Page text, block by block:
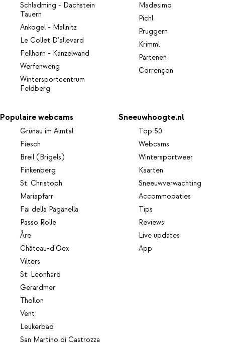
Schladming - Dachstein
Tauern
Ankogel - Mallnitz
Le Collet D'allevard
Fellhorn - Kanzelwand
Werfenweng
Wintersportcentrum
Feldberg
Madesimo
Pichl
Pruggern
Krimml
Partenen
Corrençon
Populaire webcams
Grünau im Almtal
Fiesch
Breil (Brigels)
Finkenberg
St. Christoph
Mariapfarr
Fai della Paganella
Passo Rolle
Åre
Château-d'Oex
Vilters
St. Leonhard
Gerardmer
Thollon
Vent
Leukerbad
San Martino di Castrozza
Sneeuwhoogte.nl
Top 50
Webcams
Wintersportweer
Kaarten
Sneeuwverwachting
Accommodaties
Tips
Reviews
Live updates
App